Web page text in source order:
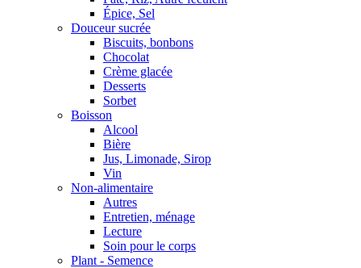
Épice, Sel
Douceur sucrée
Biscuits, bonbons
Chocolat
Crème glacée
Desserts
Sorbet
Boisson
Alcool
Bière
Jus, Limonade, Sirop
Vin
Non-alimentaire
Autres
Entretien, ménage
Lecture
Soin pour le corps
Plant - Semence